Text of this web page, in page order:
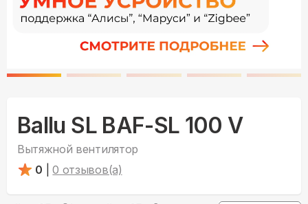
Ballu SL BAF-SL 100 V
Вытяжной вентилятор
0
0 отзывов(а)